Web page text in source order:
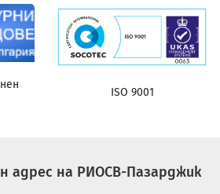
ISO 9001
адрес на РИОСВ-Пазарджик